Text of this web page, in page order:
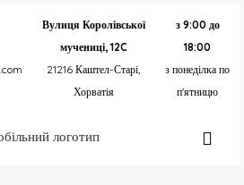
Вулиця Королівської
мучениці, 12C
21216 Каштел-Старі,
Хорватія
з 9:00 до
18:00
з понеділка по
п'ятницю